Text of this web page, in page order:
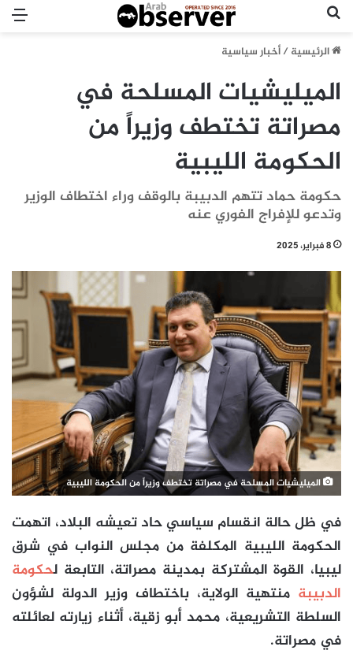
الرئيسية/أخبار سياسية
الميليشيات المسلحة في
مصراتة تختطف وزيراً من
الحكومة الليبية
حكومة حماد تتهم الدبيبة بالوقف وراء اختطاف الوزير
وتدعو للإفراج الفوري عنه
8 فبراير، 2025
الميليشيات المسلحة في مصراتة تختطف وزيراً من الحكومة الليبية
في ظل حالة انقسام سياسي حاد تعيشه البلاد، اتهمت
الحكومة الليبية المكلفة من مجلس النواب في شرق
ليبيا، القوة المشتركة بمدينة مصراتة، التابعة لحكومة
الدبيبة منتهية الولاية، باختطاف وزير الدولة لشؤون
السلطة التشريعية، محمد أبو زقية، أثناء زيارته لعائلته
في مصراتة.